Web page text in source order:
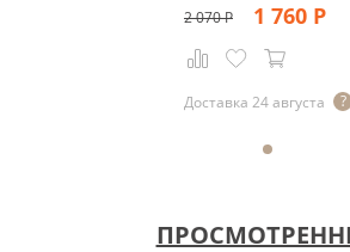
2 070Р 1 760 Р
Доставка 24 августа